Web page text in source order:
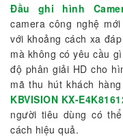
Đầu ghi hình
camera công nghệ
với khoảng cách xa
mà không có yêu cầu
độ phân giải HD cho
mã thu hút khách
KBVISION KX-
người tiêu dùng có
cách hiệu quả.